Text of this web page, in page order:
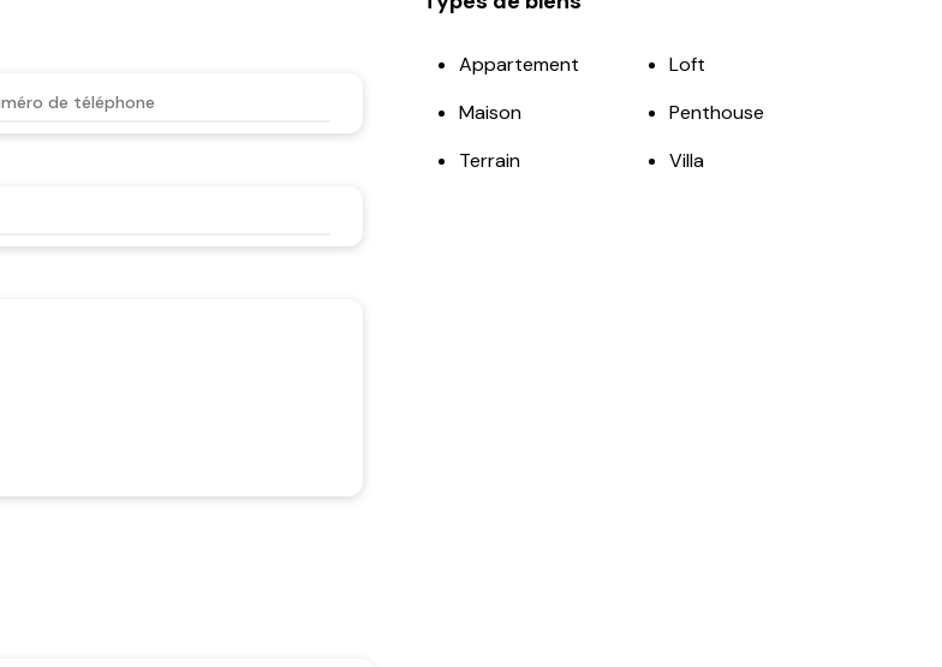
Appartement
Loft
Maison
Penthouse
Terrain
Villa